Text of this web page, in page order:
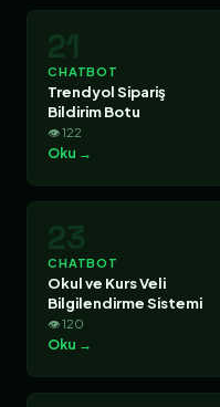
21
CHATBOT
Trendyol Sipariş
Bildirim Botu
👁 122
Oku →
23
CHATBOT
Okul ve Kurs Veli
Bilgilendirme Sistemi
👁 120
Oku →